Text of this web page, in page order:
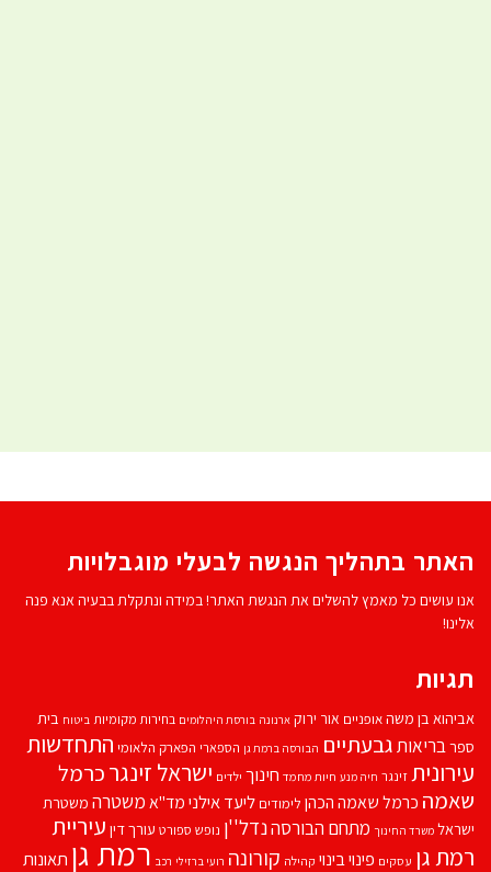
האתר בתהליך הנגשה לבעלי מוגבלויות
אנו עושים כל מאמץ להשלים את הנגשת האתר! במידה ונתקלת בבעיה אנא פנה
אלינו!
תגיות
אביהוא בן משהאופניים אור ירוק ארנונה בורסת היהלומים בחירות מקומיות ביטוח בית
ספרבריאותגבעתיים הבורסה ברמת גן הספארי הפארק הלאומי התחדשות
עירוניתזינגר חיה מנע חיות מחמד חינוך ילדים ישראל זינגרכרמל
שאמה כרמל שאמה הכהן לימודים ליעד אילנימד''אמשטרה משטרת
ישראל משרד החינוך מתחם הבורסהנדל''ן נופש ספורט עורך דין עיריית
רמת גן עסקים פינוי בינוי קהילה קורונה רועי ברזילי רכב רמת גן תאונות